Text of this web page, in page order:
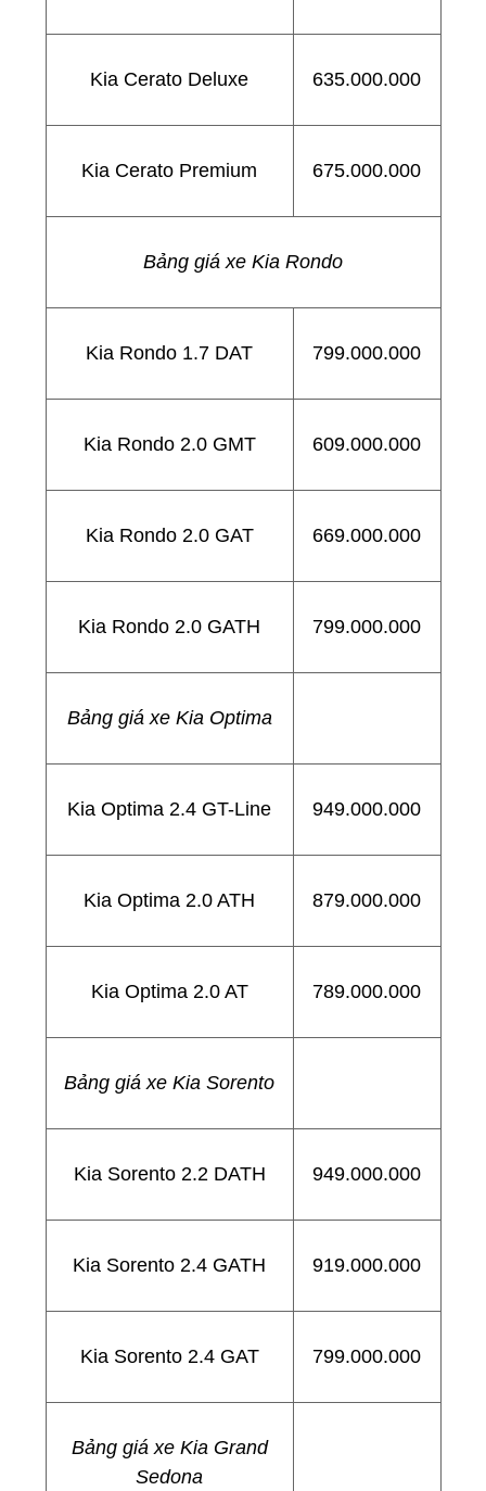
Kia Cerato Deluxe 635.000.000
Kia Cerato Premium 675.000.000
Bảng giá xe Kia Rondo
Kia Rondo 1.7 DAT 799.000.000
Kia Rondo 2.0 GMT 609.000.000
Kia Rondo 2.0 GAT 669.000.000
Kia Rondo 2.0 GATH 799.000.000
Bảng giá xe Kia Optima
Kia Optima 2.4 GT-Line 949.000.000
Kia Optima 2.0 ATH 879.000.000
Kia Optima 2.0 AT 789.000.000
Bảng giá xe Kia Sorento
Kia Sorento 2.2 DATH 949.000.000
Kia Sorento 2.4 GATH 919.000.000
Kia Sorento 2.4 GAT 799.000.000
Bảng giá xe Kia Grand
Sedona